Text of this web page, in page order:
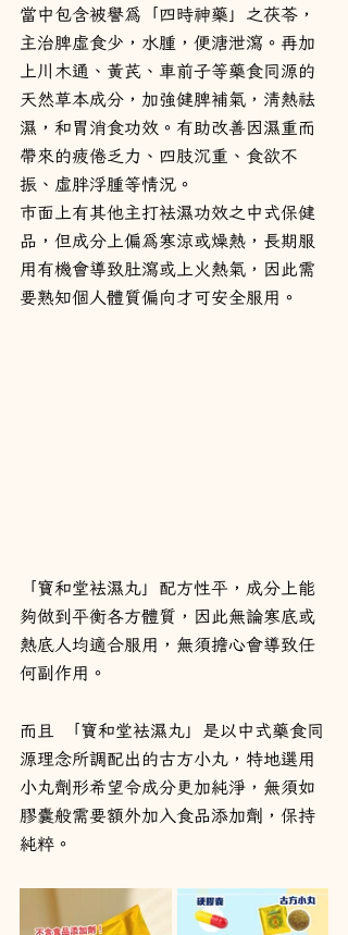
當中包含被譽為「四時神藥」之茯苓，
主治脾虛食少，水腫，便溏泄瀉。再加
上川木通、黃芪、車前子等藥食同源的
天然草本成分，加強健脾補氣，清熱祛
濕，和胃消食功效。有助改善因濕重而
帶來的疲倦乏力、四肢沉重、食欲不
振、虛胖浮腫等情況。
市面上有其他主打袪濕功效之中式保健
品，但成分上偏為寒涼或燥熱，長期服
用有機會導致肚瀉或上火熱氣，因此需
要熟知個人體質偏向才可安全服用。
「寶和堂袪濕丸」配方性平，成分上能
夠做到平衡各方體質，因此無論寒底或
熱底人均適合服用，無須擔心會導致任
何副作用。
而且 「寶和堂袪濕丸」是以中式藥食同
源理念所調配出的古方小丸，特地選用
小丸劑形希望令成分更加純淨，無須如
膠囊般需要額外加入食品添加劑，保持
純粹。